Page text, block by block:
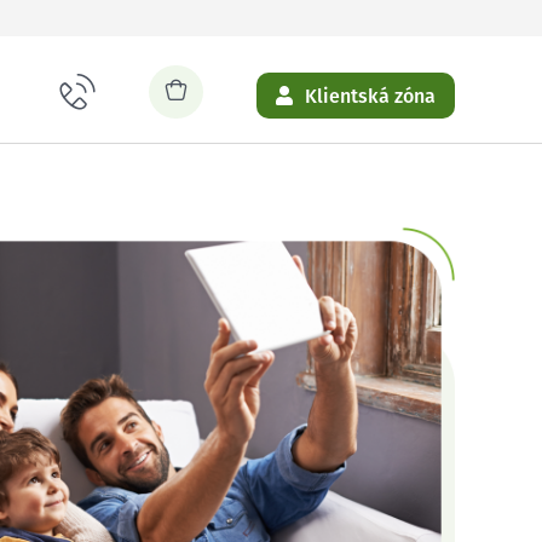
Klientská zóna